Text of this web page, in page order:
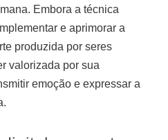
Embora a técnica
e aprimorar a
produzida por seres
valorizada por sua
emoção e expressar a